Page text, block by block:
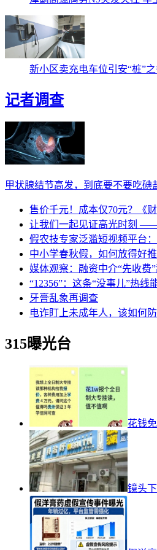
新小区卖充电车位引安“桩”
记者调查
甲状腺结节高发，到底要不要吃碘
售价千元！成本仅70元？《
让我们一起见证高光时刻
假农技专家泛滥短视频平台
中小学春秋假，如何放得好推
媒体观察：融资中介“先收
“12356”：这条“没事儿”热线
牙膏乱象再调查
电诈盯上未成年人，该如何
315曝光台
花钱
镜头